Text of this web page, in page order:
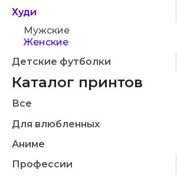
Худи
Мужские
Женские
Детские футболки
Каталог принтов
Все
Для влюбленных
Аниме
Профессии